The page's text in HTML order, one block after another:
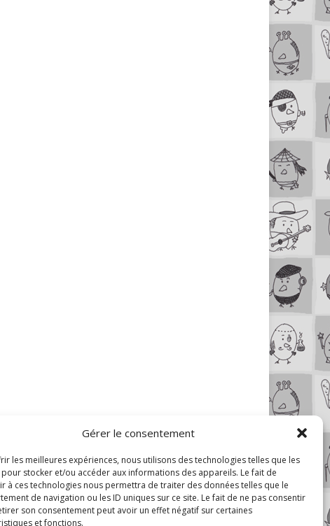
Gérer le consentement
les meilleures expériences, nous utilisons des technologies telles que les
stocker et/ou accéder aux informations des appareils. Le fait de
à ces technologies nous permettra de traiter des données telles que le
de navigation ou les ID uniques sur ce site. Le fait de ne pas consentir
son consentement peut avoir un effet négatif sur certaines
et fonctions.